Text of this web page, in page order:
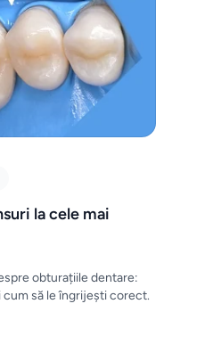
la cele mai
obturațiile dentare:
cum să le îngrijești corect.